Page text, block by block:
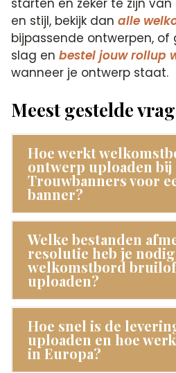
starten en zeker te zijn
en stijl, bekijk danalle
bijpassende ontwerpen,
slag enbestel jouw rollup
wanneer je ontwerp staat.
Meest gestelde
Hoe werkt
ontwerp uploaden bij
Trouwbanners voor
banner?
Welke bestanden
resolutie heb je
welkomstbord
uploaden?
Hoe snel is de
uploaden en hoe
in Europa?